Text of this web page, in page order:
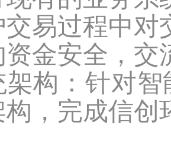
易过程中对
资金安全，交
架构： 针对智
构，完成信创